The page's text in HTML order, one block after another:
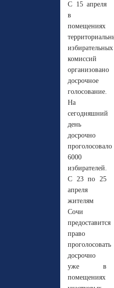
С 15 апреля
в
помещениях
избирательных
комиссий
организовано
досрочное
голосование.
На
сегодняшний
день
досрочно
проголосовало
6000
избирателей.
С 23 по 25
апреля
жителям
Сочи
предоставится
право
проголосовать
досрочно
уже в
помещениях